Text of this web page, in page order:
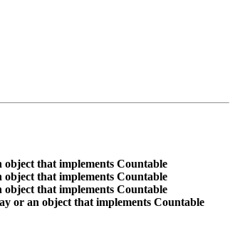
that implements Countable
that implements Countable
that implements Countable
or an object that implements Countable